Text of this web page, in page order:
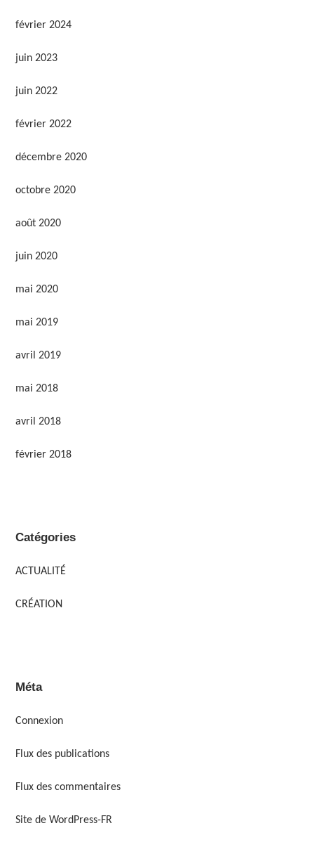
février 2024
juin 2023
juin 2022
février 2022
décembre 2020
octobre 2020
août 2020
juin 2020
mai 2020
mai 2019
avril 2019
mai 2018
avril 2018
février 2018
Catégories
ACTUALITÉ
CRÉATION
Méta
Connexion
Flux des publications
Flux des commentaires
Site de WordPress-FR